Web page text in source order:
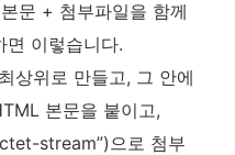
문 + 첨부파일을 함께
면 이렇습니다.
상위로 만들고, 그 안에
본문을 붙이고,
stream”)으로 첨부